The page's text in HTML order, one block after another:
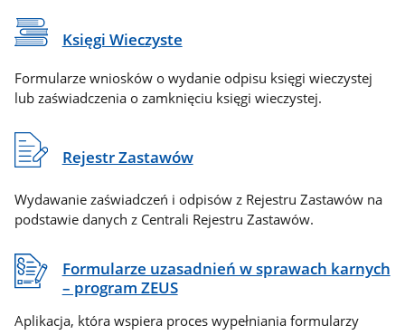
Księgi Wieczyste
Formularze wniosków o wydanie odpisu księgi wieczystej
lub zaświadczenia o zamknięciu księgi wieczystej.
Rejestr Zastawów
Wydawanie zaświadczeń i odpisów z Rejestru Zastawów na
podstawie danych z Centrali Rejestru Zastawów.
Formularze uzasadnień w sprawach karnych
– program ZEUS
Aplikacja, która wspiera proces wypełniania formularzy